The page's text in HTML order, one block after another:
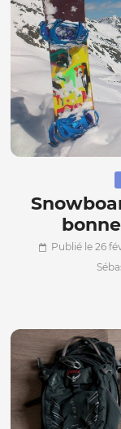
Publié le 26